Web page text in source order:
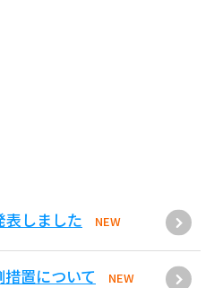
しました NEW
置について NEW